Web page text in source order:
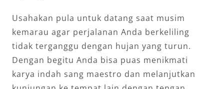
Usahakan pula untuk datang saat musim
kemarau agar perjalanan Anda berkeliling
tidak terganggu dengan hujan yang turun.
Dengan begitu Anda bisa puas menikmati
karya indah sang maestro dan melanjutkan